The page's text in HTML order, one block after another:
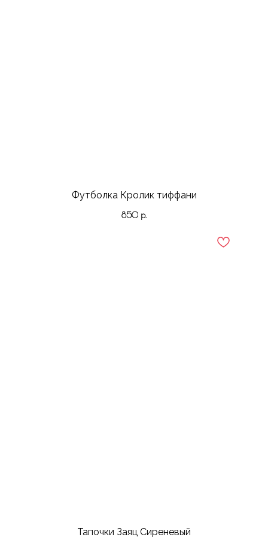
Футболка Кролик тиффани
850 р.
Тапочки Заяц Сиреневый